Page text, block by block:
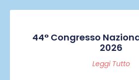
44° Congresso
2026
Leggi Tutto